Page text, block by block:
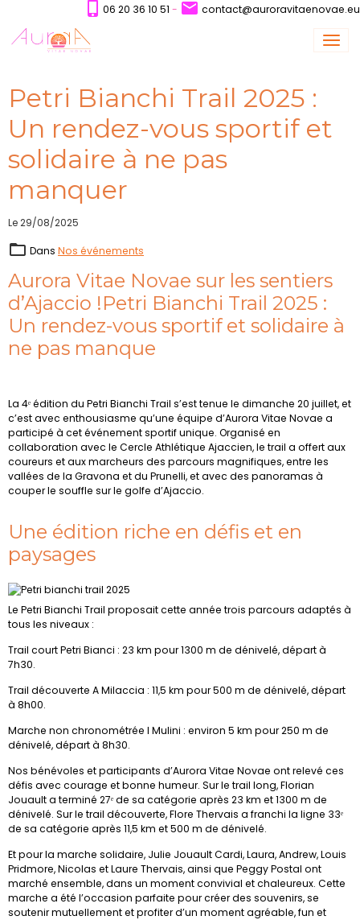
06 20 36 10 51 - contact@auroravitaenovae.eu
Petri Bianchi Trail 2025 :
Un rendez-vous sportif et
solidaire à ne pas
manquer
Le 29/08/2025
Dans Nos événements
Aurora Vitae Novae sur les sentiers
d’Ajaccio !Petri Bianchi Trail 2025 :
Un rendez-vous sportif et solidaire à
ne pas manque
La 4ᵉ édition du Petri Bianchi Trail s’est tenue le dimanche 20 juillet, et
c’est avec enthousiasme qu’une équipe d’Aurora Vitae Novae a
participé à cet événement sportif unique. Organisé en
collaboration avec le Cercle Athlétique Ajaccien, le trail a offert aux
coureurs et aux marcheurs des parcours magnifiques, entre les
vallées de la Gravona et du Prunelli, et avec des panoramas à
couper le souffle sur le golfe d’Ajaccio.
Une édition riche en défis et en
paysages
Le Petri Bianchi Trail proposait cette année trois parcours adaptés à
tous les niveaux :
Trail court Petri Bianci : 23 km pour 1300 m de dénivelé, départ à
7h30.
Trail découverte A Milaccia : 11,5 km pour 500 m de dénivelé, départ
à 8h00.
Marche non chronométrée I Mulini : environ 5 km pour 250 m de
dénivelé, départ à 8h30.
Nos bénévoles et participants d’Aurora Vitae Novae ont relevé ces
défis avec courage et bonne humeur. Sur le trail long, Florian
Jouault a terminé 27ᵉ de sa catégorie après 23 km et 1300 m de
dénivelé. Sur le trail découverte, Flore Thervais a franchi la ligne 33ᵉ
de sa catégorie après 11,5 km et 500 m de dénivelé.
Et pour la marche solidaire, Julie Jouault Cardi, Laura, Andrew, Louis
Pridmore, Nicolas et Laure Thervais, ainsi que Peggy Postal ont
marché ensemble, dans un moment convivial et chaleureux. Cette
marche a été l’occasion parfaite pour créer des souvenirs, se
soutenir mutuellement et profiter d’un moment agréable, fun et